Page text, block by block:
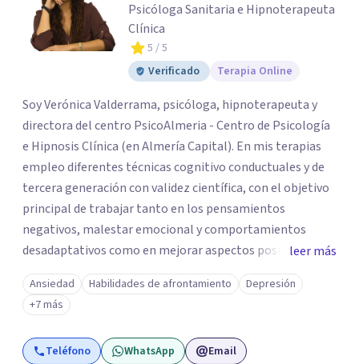
Psicóloga Sanitaria e Hipnoterapeuta
Clínica
5 / 5
Verificado
Terapia Online
Soy Verónica Valderrama, psicóloga, hipnoterapeuta y
directora del centro PsicoAlmeria - Centro de Psicología
e Hipnosis Clínica (en Almería Capital). En mis terapias
empleo diferentes técnicas cognitivo conductuales y de
tercera generación con validez científica, con el objetivo
principal de trabajar tanto en los pensamientos
negativos, malestar emocional y comportamientos
desadaptativos como en mejorar aspectos positivos,
habilidades y desarrollo personal. ¡Tus objetivos son los
míos y juntos los alcanzaremos!. Mi objetivo principal es
que consigas el bienestar y equilibrio que buscas, siendo
consciente de que cada persona es diferente y por ello
inicialmente realizaremos una adecuada evaluación para
leer más
Ansiedad Habilidades de afrontamiento
Depresión
+7 más
Teléfono WhatsApp Email